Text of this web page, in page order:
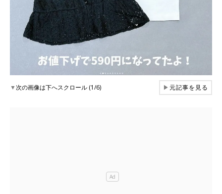
▼次の画像は下へスクロール (1/6) ▶元記事を見る